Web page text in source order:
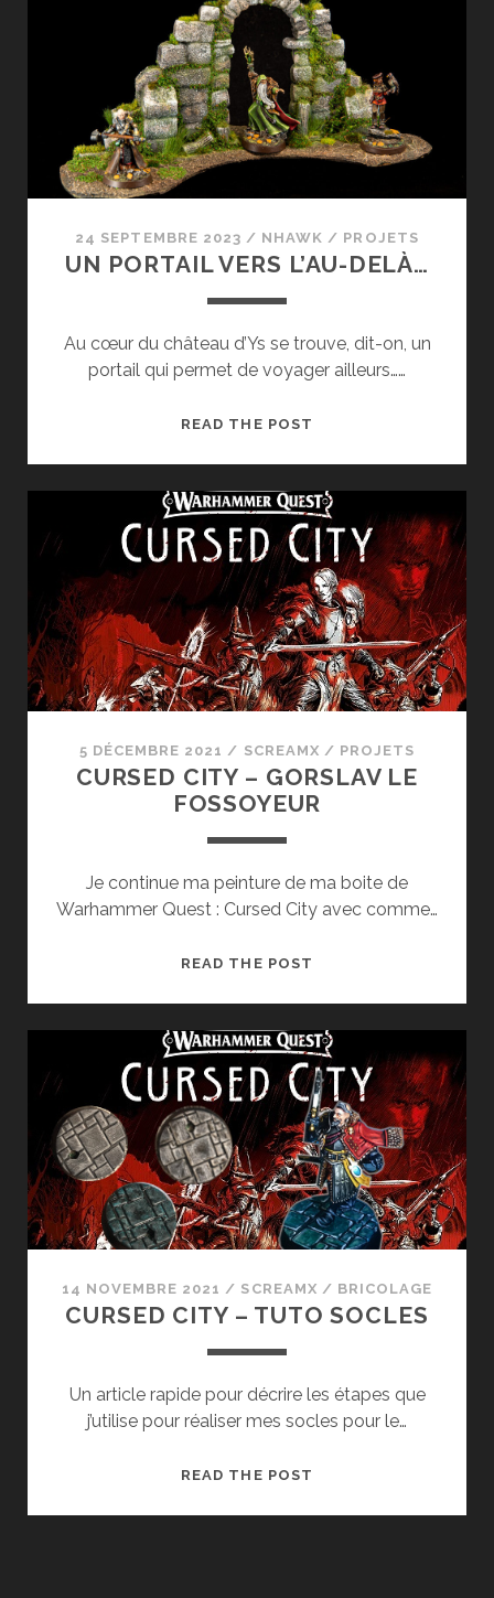
PREMIÈRE
PARTIE
24 SEPTEMBRE 2023 / NHAWK / PROJETS
UN PORTAIL VERS L’AU-DELÀ…
Au cœur du château d’Ys se trouve, dit-on, un
portail qui permet de voyager ailleurs……
READ THE POST
L’AU-
DELÀ…
5 DÉCEMBRE 2021 / SCREAMX / PROJETS
CURSED CITY – GORSLAV LE
FOSSOYEUR
Je continue ma peinture de ma boite de
Warhammer Quest : Cursed City avec comme…
READ THE POST
GORSLAV
LE
FOSSOYEUR
14 NOVEMBRE 2021 / SCREAMX / BRICOLAGE
CURSED CITY – TUTO SOCLES
Un article rapide pour décrire les étapes que
j’utilise pour réaliser mes socles pour le…
READ THE POST